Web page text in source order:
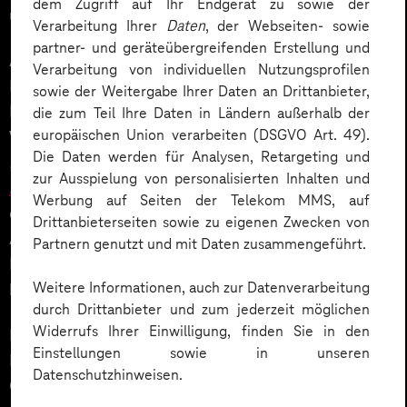
dem Zugriff auf Ihr Endgerät zu sowie der
Verarbeitung Ihrer Daten, der Webseiten- sowie
partner- und geräteübergreifenden Erstellung und
Verarbeitung von individuellen Nutzungsprofilen
sowie der Weitergabe Ihrer Daten an Drittanbieter,
die zum Teil Ihre Daten in Ländern außerhalb der
europäischen Union verarbeiten (DSGVO Art. 49).
Die Daten werden für Analysen, Retargeting und
zur Ausspielung von personalisierten Inhalten und
Werbung auf Seiten der Telekom MMS, auf
Drittanbieterseiten sowie zu eigenen Zwecken von
Partnern genutzt und mit Daten zusammengeführt.
Weitere Informationen, auch zur Datenverarbeitung
durch Drittanbieter und zum jederzeit möglichen
Widerrufs Ihrer Einwilligung, finden Sie in den
Einstellungen sowie in unseren
Datenschutzhinweisen.
und echter Praxisnähe auf beiden Seiten.
Auch abseits klassischer Code Sessions bot das
Programm Mehrwert für den Alltag von
Entwicklungsteams. Jan hebtDr. Gernot Starkes
Vortraghervor:
„‚Garbage In‘ ist kein Schicksal: Bessere
Anforderungen für Entwicklungsteams“zeigte mit
einfachen, klaren Mitteln, wie Entwickler*innen und
Architekt*innen bessere Anforderungen aus
Fachbereichen und von Product Ownern
herausarbeiten können.
Ein strukturierter Masterplan mit Vision, Zielen,
Funktionen und Qualitäten sowie der Verweis auf das
Open Source Architekturframework